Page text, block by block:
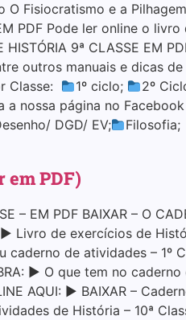
O Fisiocratismo e a
PDF Pode ler online o
9ª CLASSE EM
outros manuais e dicas
Classe:
1º ciclo;
2º
a nossa página no
DGD/ EV; Filosofia;
em PDF)
– EM PDF BAIXAR – O
Livro de exercícios de
de atividades – 1º
▶ O que tem no
AQUI: ▶ BAIXAR –
de História – 10ª